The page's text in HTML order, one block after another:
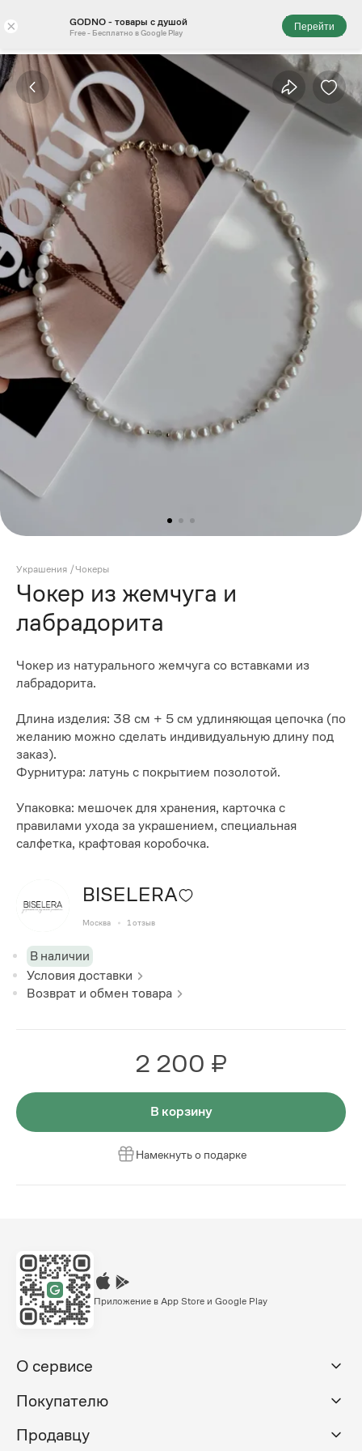
× GODNO - товары с душой
Free - Бесплатно в Google Play
Перейти
Украшения /Чокеры
Чокер из жемчуга и
лабрадорита
Чокер из натурального жемчуга со вставками из
лабрадорита.
Длина изделия: 38 см + 5 см удлиняющая цепочка (по
желанию можно сделать индивидуальную длину под
заказ).
Фурнитура: латунь с покрытием позолотой.
Упаковка: мешочек для хранения, карточка с
правилами ухода за украшением, специальная
салфетка, крафтовая коробочка.
BISELERA
Москва 1 отзыв
В наличии
Условия доставки
Возврат и обмен товара
2 200 ₽
В корзину
Намекнуть о подарке
Приложение в App Store и Google Play
О сервисе
Покупателю
Продавцу